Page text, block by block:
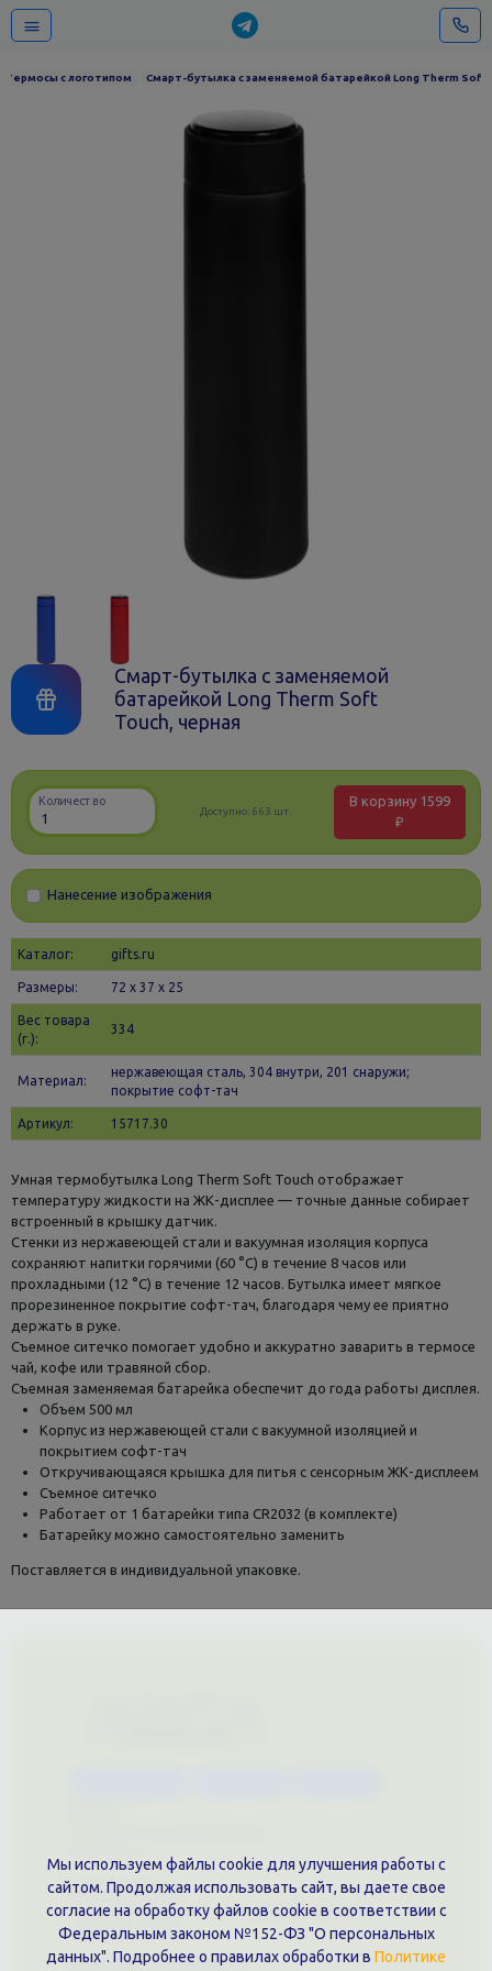
Термосы с логотипом Смарт-бутылка с заменяемой батарейкой Long Therm Soft
Смарт-бутылка с заменяемой
батарейкой Long Therm Soft
Touch, черная
Количество
Доступно: 663 шт.
В корзину 1599
₽
Нанесение изображения
Каталог: gifts.ru
Размеры: 72 х 37 x 25
Вес товара
(г.):
334
Материал:
нержавеющая сталь, 304 внутри, 201 снаружи;
покрытие софт-тач
Артикул: 15717.30
Умная термобутылка Long Therm Soft Touch отображает
температуру жидкости на ЖК-дисплее — точные данные собирает
встроенный в крышку датчик.
Стенки из нержавеющей стали и вакуумная изоляция корпуса
сохраняют напитки горячими (60 °C) в течение 8 часов или
прохладными (12 °C) в течение 12 часов. Бутылка имеет мягкое
прорезиненное покрытие софт-тач, благодаря чему ее приятно
держать в руке.
Съемное ситечко помогает удобно и аккуратно заварить в термосе
чай, кофе или травяной сбор.
Съемная заменяемая батарейка обеспечит до года работы дисплея.
Объем 500 мл
Корпус из нержавеющей стали с вакуумной изоляцией и
покрытием софт-тач
Откручивающаяся крышка для питья с сенсорным ЖК-дисплеем
Съемное ситечко
Работает от 1 батарейки типа CR2032 (в комплекте)
Батарейку можно самостоятельно заменить
Поставляется в индивидуальной упаковке.
Документы
Политика обработки персональных данных
Публичная оферта
Контакты филиала
Мы используем файлы cookie для улучшения работы с
сайтом. Продолжая использовать сайт, вы даете свое
согласие на обработку файлов cookie в соответствии с
Федеральным законом №152-ФЗ "О персональных
данных". Подробнее о правилах обработки в Политике